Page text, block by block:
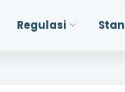
Regulasi